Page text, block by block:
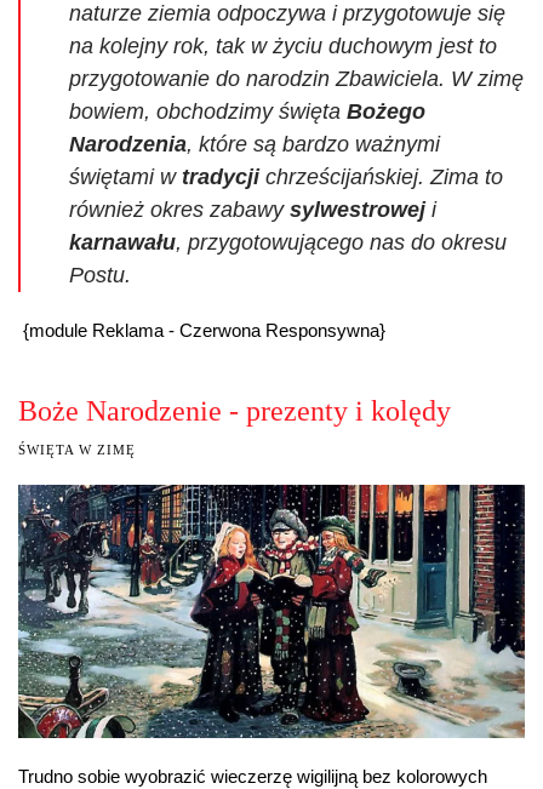
naturze ziemia odpoczywa i przygotowuje się
na kolejny rok, tak w życiu duchowym jest to
przygotowanie do narodzin Zbawiciela. W zimę
bowiem, obchodzimy święta Bożego
Narodzenia, które są bardzo ważnymi
świętami w tradycjichrześcijańskiej. Zima to
również okres zabawy sylwestroweji
karnawału, przygotowującego nas do okresu
Postu.
{module Reklama - Czerwona Responsywna}
Boże Narodzenie - prezenty i kolędy
ŚWIĘTA W ZIMĘ
Trudno sobie wyobrazić wieczerzę wigilijną bez kolorowych